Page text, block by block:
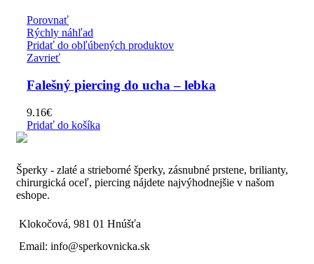
Porovnať
Rýchly náhľad
Pridať do obľúbených produktov
Zavrieť
Falešný piercing do ucha – lebka
9.16€
Pridať do košíka
Šperky - zlaté a strieborné šperky, zásnubné prstene, brilianty,
chirurgická oceľ, piercing nájdete najvýhodnejšie v našom
eshope.
Klokočová, 981 01 Hnúšťa
Email: info@sperkovnicka.sk